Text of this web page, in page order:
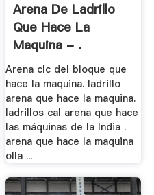
Arena De Ladrillo
Que Hace La
Maquina - .
Arena clc del bloque que
hace la maquina. ladrillo
arena que hace la maquina.
ladrillos cal arena que hace
las máquinas de la India .
arena que hace la maquina
olla ...